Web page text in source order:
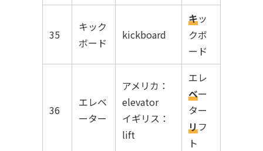
35
キック
ボード
kickboard
キッ
クボ
ード
36
エレベ
ーター
アメリカ：
elevator
イギリス：
lift
エレ
ベー
ター
リフ
ト